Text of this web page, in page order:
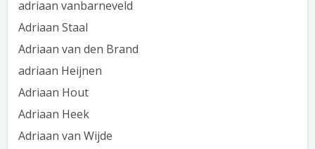
adriaan vanbarneveld
Adriaan Staal
Adriaan van den Brand
adriaan Heijnen
Adriaan Hout
Adriaan Heek
Adriaan van Wijde